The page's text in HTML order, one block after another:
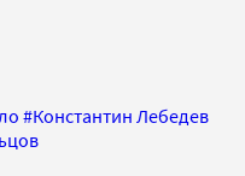
#Константин Лебедев